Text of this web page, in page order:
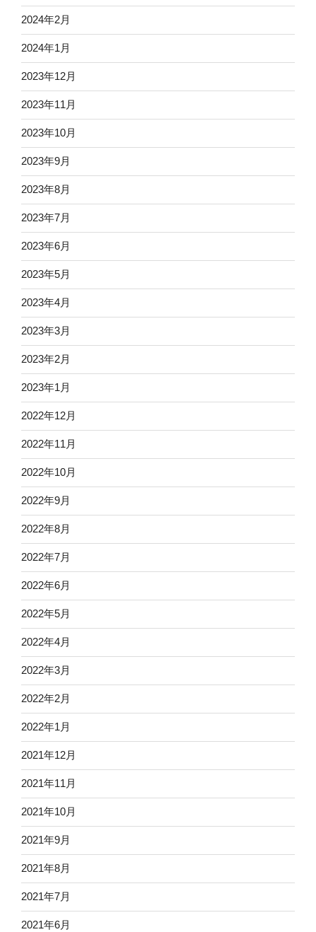
2024年2月
2024年1月
2023年12月
2023年11月
2023年10月
2023年9月
2023年8月
2023年7月
2023年6月
2023年5月
2023年4月
2023年3月
2023年2月
2023年1月
2022年12月
2022年11月
2022年10月
2022年9月
2022年8月
2022年7月
2022年6月
2022年5月
2022年4月
2022年3月
2022年2月
2022年1月
2021年12月
2021年11月
2021年10月
2021年9月
2021年8月
2021年7月
2021年6月